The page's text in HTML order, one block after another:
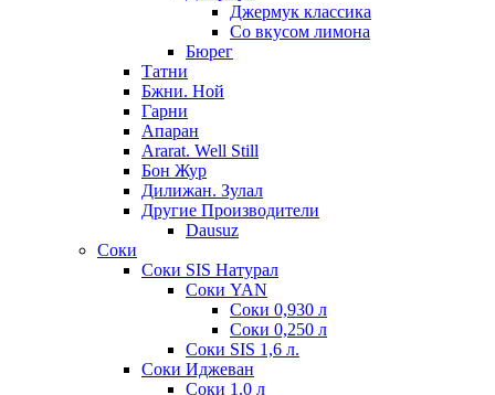
Джермук классика
Со вкусом лимона
Бюрег
Татни
Бжни. Ной
Гарни
Апаран
Ararat. Well Still
Бон Жур
Дилижан. Зулал
Другие Производители
Dausuz
Соки
Соки SIS Натурал
Соки YAN
Соки 0,930 л
Соки 0,250 л
Соки SIS 1,6 л.
Соки Иджеван
Соки 1.0 л